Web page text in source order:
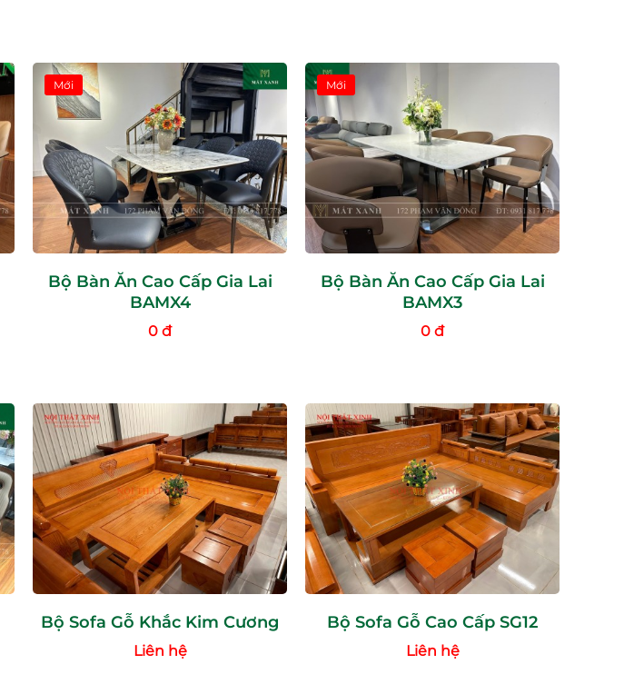
Mới
Bộ Bàn Ăn Cao Cấp Gia Lai
BAMX4
0 đ
Mới
Bộ Bàn Ăn Cao Cấp Gia Lai
BAMX3
0 đ
Bộ Sofa Gỗ Khắc Kim Cương
Liên hệ
Bộ Sofa Gỗ Cao Cấp SG12
Liên hệ